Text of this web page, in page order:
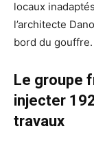
locaux
l’architecte
bord du gouffre.
Le groupe
injecter
travaux